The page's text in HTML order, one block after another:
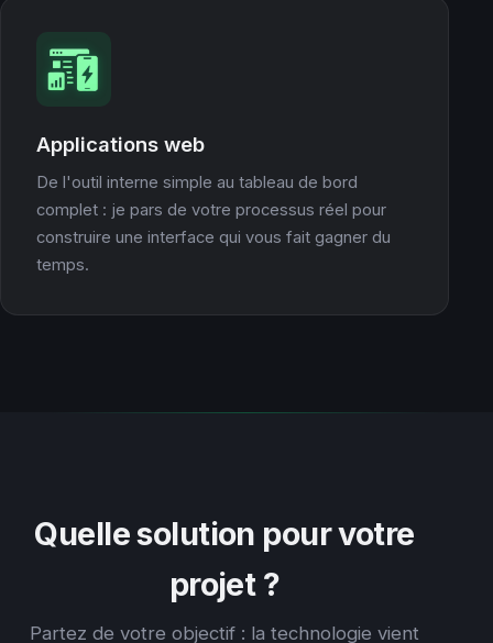
Applications web
De l'outil interne simple au tableau de bord
complet : je pars de votre processus réel pour
construire une interface qui vous fait gagner du
temps.
Quelle solution pour votre
projet ?
Partez de votre objectif : la technologie vient